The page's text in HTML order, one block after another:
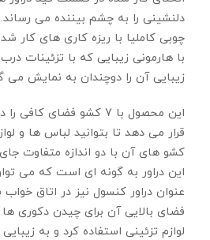
دلنشینی را به چشم بیننده می
چوبی کاملیا با ریزه کاری های کار
با هارمونی زیبایی که با تزئینات
زیبایی آن را دوچندان به نمایش می
این محصول با 7 کشو فضای
قرار می دهد تا بتوانید لباس ها و
کشو های آن با دو اندازه متفاوت
این دراور به گونه ای است که می
عنوان دراور کنسول نیز در اتاق خواب
فضای بالایی آن برای چیدن دکوری ها
لوازم تزئینی استفاده کرد و به